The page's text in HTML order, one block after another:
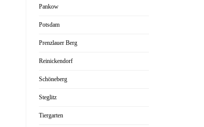
Pankow
Potsdam
Prenzlauer Berg
Reinickendorf
Schöneberg
Steglitz
Tiergarten